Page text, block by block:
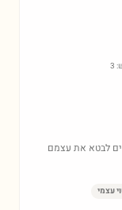
3
לבטא את עצמם
עצמי